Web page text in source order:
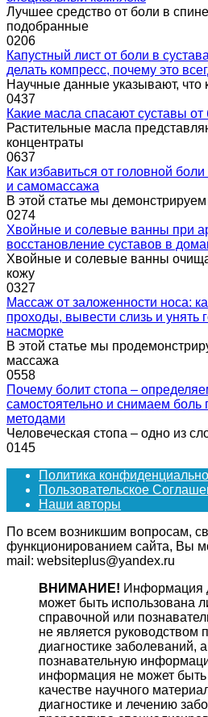
Лучшее средство от боли в
подобранные
0206
Капустный лист от боли в
делать компресс, почему это
Научные данные указывают, что
0437
Какие масла спасают суставы
Растительные масла
концентраты
0637
Как избавиться от головной
и самомассажа
В этой статье мы
0274
Хвойные и солевые ванны при
восстановление суставов в
Хвойные и солевые ванны
кожу
0327
Массаж от заложенности носа:
проходы, вывести слизь и унять
насморке
В этой статье мы
массажа
0558
Почему болит стопа –
самостоятельно и снимаем
методами
Человеческая стопа – одно из
0145
Политика
Пользовательское
Наши авторы
По всем возникшим вопросам,
функционированием сайта, Вы
mail: websiteplus@yandex.ru
ВНИМАНИЕ! Информация
может быть использована
справочной или
не является руководством
диагностике заболеваний,
познавательную
информация не может быть
качестве научного
диагностике и лечению